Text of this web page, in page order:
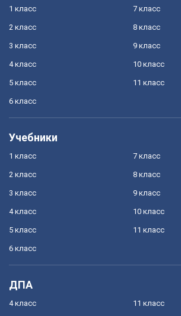
1 класс
2 класс
3 класс
4 класс
5 класс
6 класс
7 класс
8 класс
9 класс
10 класс
11 класс
Учебники
1 класс
2 класс
3 класс
4 класс
5 класс
6 класс
7 класс
8 класс
9 класс
10 класс
11 класс
ДПА
4 класс 11 класс